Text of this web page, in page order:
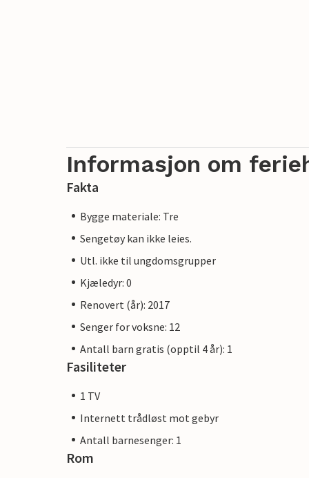
Informasjon om
Fakta
Bygge materiale: Tre
Sengetøy kan ikke leies.
Utl. ikke til ungdomsgrupper
Kjæledyr: 0
Renovert (år): 2017
Senger for voksne: 12
Antall barn gratis (opptil 4 år): 1
Fasiliteter
1 TV
Internett trådløst mot gebyr
Antall barnesenger: 1
Rom